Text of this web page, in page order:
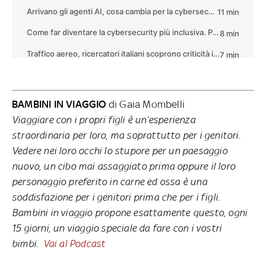
BAMBINI IN VIAGGIO di Gaia Mombelli
Viaggiare con i propri figli è un’esperienza
straordinaria per loro, ma soprattutto per i genitori.
Vedere nei loro occhi lo stupore per un paesaggio
nuovo, un cibo mai assaggiato prima oppure il loro
personaggio preferito in carne ed ossa è una
soddisfazione per i genitori prima che per i figli.
Bambini in viaggio propone esattamente questo, ogni
15 giorni, un viaggio speciale da fare con i vostri
bimbi.
Vai al Podcast